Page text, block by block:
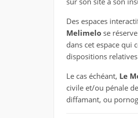
Des espaces
Melimelose
dans cet espace qui
dispositions
Le cas échéant, Le
civile et/ou pénale
diffamant, ou